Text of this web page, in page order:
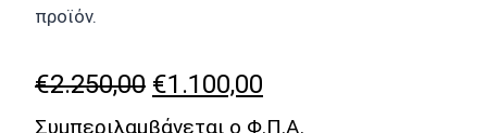
προϊόν.
€2.250,00 Original
price
€1.100,00
τρέχουσα
Συμπεριλαμβάνεται ο Φ.Π.Α.